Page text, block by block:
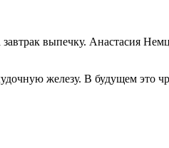
выпечку. Анастасия